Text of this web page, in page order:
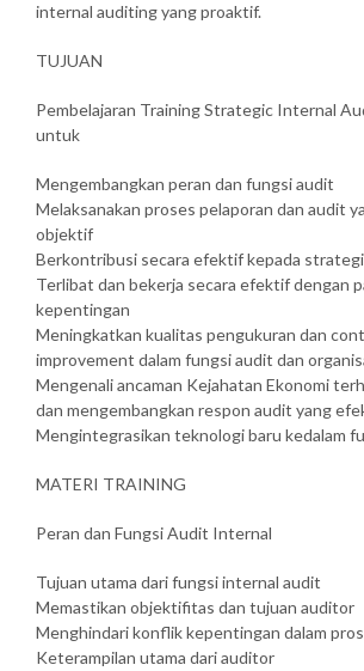
internal auditing yang proaktif.
TUJUAN
Pembelajaran Training Strategic Internal
untuk
Mengembangkan peran dan fungsi audit
Melaksanakan proses pelaporan dan audit
objektif
Berkontribusi secara efektif kepada
Terlibat dan bekerja secara efektif dengan
kepentingan
Meningkatkan kualitas pengukuran dan
improvement dalam fungsi audit dan
Mengenali ancaman Kejahatan Ekonomi
dan mengembangkan respon audit yang
Mengintegrasikan teknologi baru kedalam
MATERI TRAINING
Peran dan Fungsi Audit Internal
Tujuan utama dari fungsi internal audit
Memastikan objektifitas dan tujuan auditor
Menghindari konflik kepentingan dalam
Keterampilan utama dari auditor